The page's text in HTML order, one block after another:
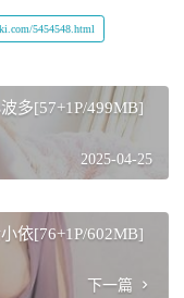
5454548.html
多[57+1P/499MB]
2025-04-25
依[76+1P/602MB]
下一篇